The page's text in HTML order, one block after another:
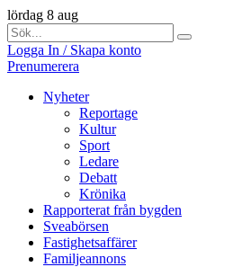
lördag 8 aug
Logga In / Skapa konto
Prenumerera
Nyheter
Reportage
Kultur
Sport
Ledare
Debatt
Krönika
Rapporterat från bygden
Sveabörsen
Fastighetsaffärer
Familjeannons